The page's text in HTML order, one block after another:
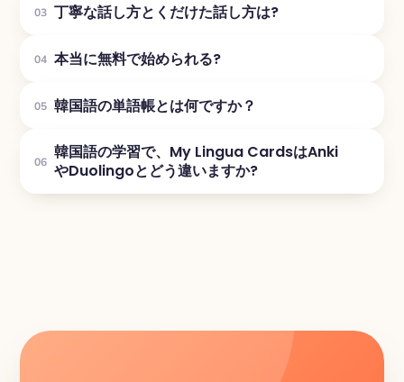
03 丁寧な話し方とくだけた話し方は?
04 本当に無料で始められる?
05 韓国語の単語帳とは何ですか？
06 韓国語の学習で、My Lingua CardsはAnki
やDuolingoとどう違いますか?